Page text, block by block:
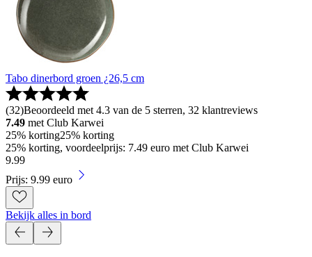
Tabo dinerbord groen ¿26,5 cm
(32)Beoordeeld met 4.3 van de 5 sterren, 32 klantreviews
7.49 met Club Karwei
25% korting25% korting
25% korting, voordeelprijs: 7.49 euro met Club Karwei
9.99
Prijs: 9.99 euro
Bekijk alles in bord